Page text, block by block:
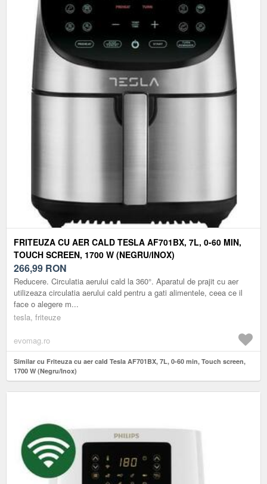
FRITEUZA CU AER CALD TESLA AF701BX, 7L, 0-60 MIN,
TOUCH SCREEN, 1700 W (NEGRU/INOX)
266,99 RON
Reducere. Circulatia aerului cald la 360°. Aparatul de prajit cu aer
utilizeaza circulatia aerului cald pentru a gati alimentele, ceea ce il
face o alegere m...
tesla, friteuze
evomag.ro
Similar cu Friteuza cu aer cald Tesla AF701BX, 7L, 0-60 min, Touch screen,
1700 W (Negru/Inox)